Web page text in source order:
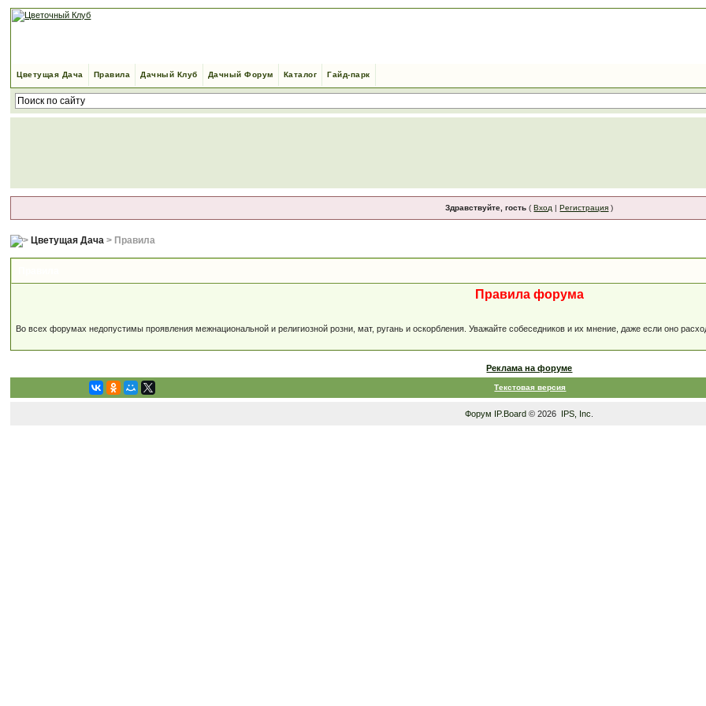
Цветущая Дача Правила Дачный Клуб Дачный Форум Каталог Гайд-парк
Здравствуйте, гость (Вход |Регистрация )
Цветущая Дача > Правила
Правила форума
Во всех форумах недопустимы проявления межнациональной и религиозной розни, мат, ругань и оскорбления. Уважайте собеседников и их мнение, даже если оно
Реклама на форуме
Текстовая версия
Форум IP.Board © 2026 IPS, Inc